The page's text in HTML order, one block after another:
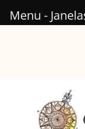
Menu -